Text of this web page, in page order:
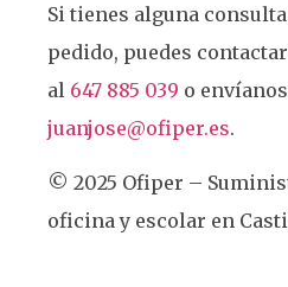
Si tienes alguna
pedido, puedes
al 647 885 039 o
juanjose@ofiper.es.
© 2025 Ofiper –
oficina y escolar en